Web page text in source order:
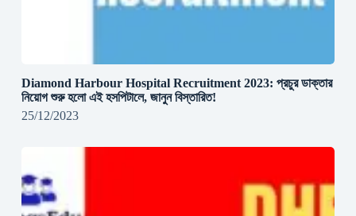
Diamond Harbour Hospital Recruitment 2023: প্রচুর ডাক্তার
নিয়োগ শুরু হলো এই হসপিটালে, জানুন বিস্তারিত!
25/12/2023